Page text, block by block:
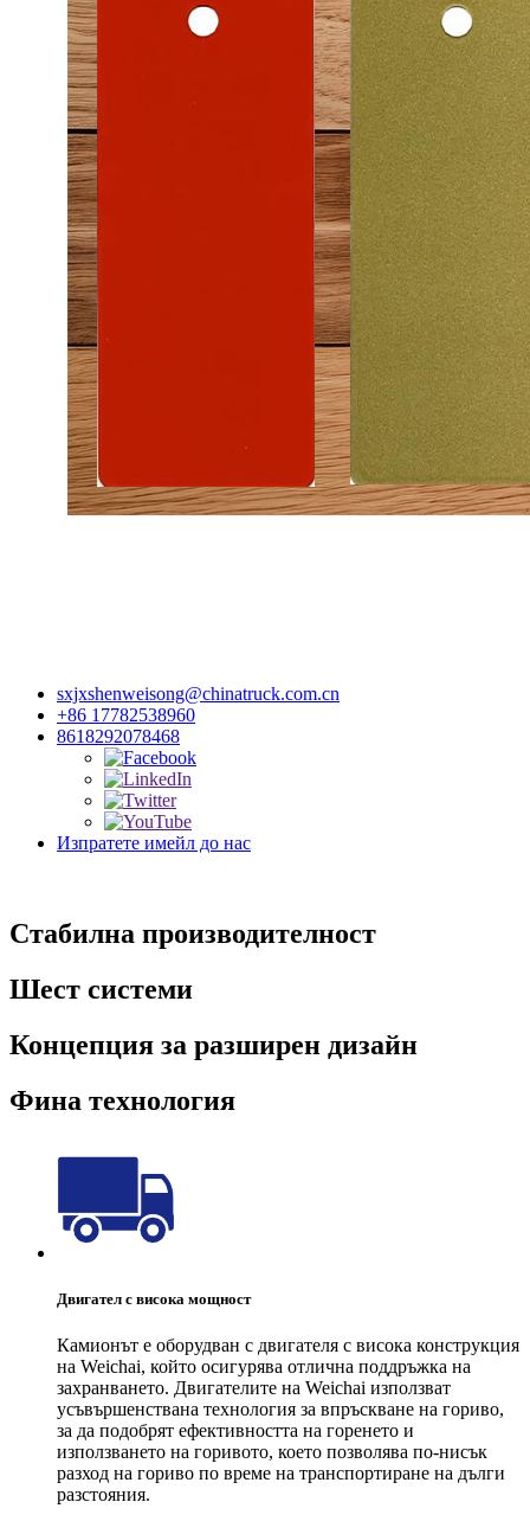
sxjxshenweisong@chinatruck.com.cn
+86 17782538960
8618292078468
Изпратете имейл до нас
Стабилна производителност
Шест системи
Концепция за разширен дизайн
Фина технология
Двигател с висока мощност
Камионът е оборудван с двигателя с висока конструкция
на Weichai, който осигурява отлична поддръжка на
захранването. Двигателите на Weichai използват
усъвършенствана технология за впръскване на гориво,
за да подобрят ефективността на горенето и
използването на горивото, което позволява по-нисък
разход на гориво по време на транспортиране на дълги
разстояния.